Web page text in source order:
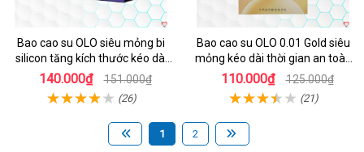
Bao cao su OLO siêu mỏng bi
silicon tăng kích thước kéo dài
cực khoái
140.000₫ 151.000₫
(26)
Bao cao su OLO 0.01 Gold siêu
mỏng kéo dài thời gian an toàn
hộp 10
110.000₫ 125.000₫
(21)
1 2